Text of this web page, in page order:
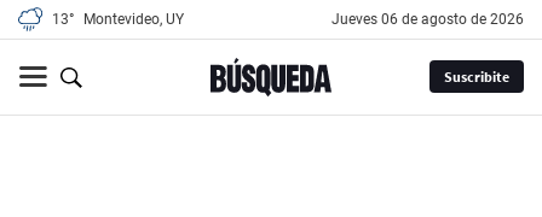
13° Montevideo, UY jueves 06 de agosto de 2026
Suscribite